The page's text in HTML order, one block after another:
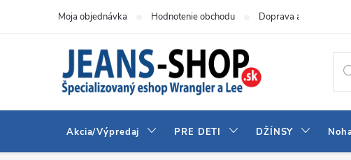
Moja objednávka Hodnotenie obchodu Doprava a platba
Akcia/Výpredaj PRE DETI DŽÍNSY